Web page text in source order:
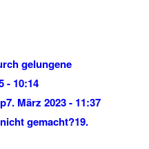
gelungene
- 10:14
7. März 2023 - 11:37
gemacht?19.